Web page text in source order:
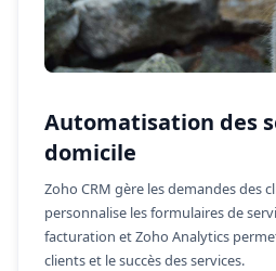
Automatisation des
domicile
Zoho CRM gère les demandes des
personnalise les formulaires de
facturation et Zoho Analytics
clients et le succès des services.